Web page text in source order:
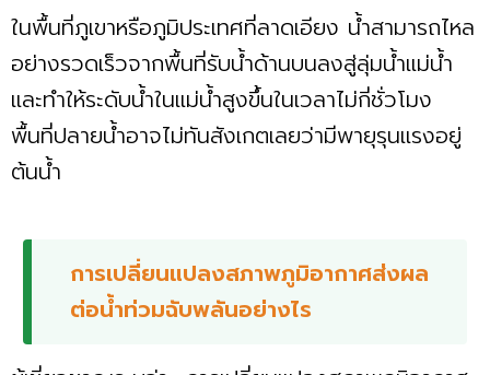
ในพื้นที่ภูเขาหรือภูมิประเทศที่ลาดเอียง น้ำสามารถไหล
อย่างรวดเร็วจากพื้นที่รับน้ำด้านบนลงสู่ลุ่มน้ำแม่น้ำ
และทำให้ระดับน้ำในแม่น้ำสูงขึ้นในเวลาไม่กี่ชั่วโมง
พื้นที่ปลายน้ำอาจไม่ทันสังเกตเลยว่ามีพายุรุนแรงอยู่
ต้นน้ำ
การเปลี่ยนแปลงสภาพภูมิอากาศส่งผล
ต่อน้ำท่วมฉับพลันอย่างไร